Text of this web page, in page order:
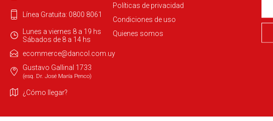
Línea Gratuita: 0800 8061
Lunes a viernes 8 a 19 hs
Sábados de 8 a 14 hs
ecommerce@dancol.com.uy
Gustavo Gallinal 1733
(esq. Dr. José María Penco)
¿Cómo llegar?
Políticas de privacidad
Condiciones de uso
Quienes somos